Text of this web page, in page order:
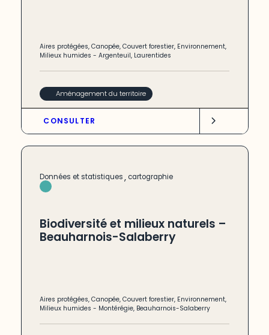
Aires protégées,Canopée,Couvert forestier, Environnement,
Milieux humides -Argenteuil, Laurentides
Aménagement du territoire
CONSULTER
Données et statistiques, cartographie
Biodiversité et milieux naturels –
Beauharnois-Salaberry
Aires protégées,Canopée,Couvert forestier, Environnement,
Milieux humides - Montérégie, Beauharnois-Salaberry